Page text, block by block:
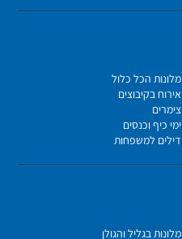
מלונות הכל כלול
אירוח בקיבוצים
צימרים
ימי כיף וכנסים
דילים למשפחות
מלונות בגליל והגולן